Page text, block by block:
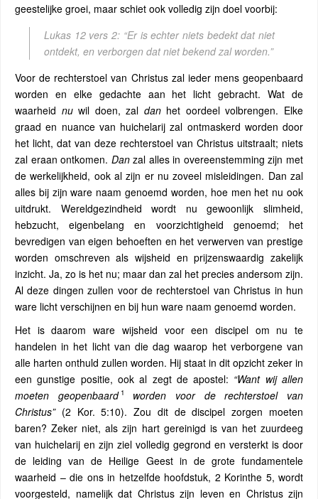
geestelijke groei, maar schiet ook volledig zijn doel voorbij:
Lukas 12 vers 2: “Er is echter niets bedekt dat niet
ontdekt, en verborgen dat niet bekend zal worden.”
Voor de rechterstoel van Christus zal ieder mens geopenbaard
worden en elke gedachte aan het licht gebracht. Wat de
waarheid nuwil doen, zal dan het oordeel volbrengen. Elke
graad en nuance van huichelarij zal ontmaskerd worden door
het licht, dat van deze rechterstoel van Christus uitstraalt; niets
zal eraan ontkomen. Danzal alles in overeenstemming zijn met
de werkelijkheid, ook al zijn er nu zoveel misleidingen. Dan zal
alles bij zijn ware naam genoemd worden, hoe men het nu ook
uitdrukt. Wereldgezindheid wordt nu gewoonlijk slimheid,
hebzucht, eigenbelang en voorzichtigheid genoemd; het
bevredigen van eigen behoeften en het verwerven van prestige
worden omschreven als wijsheid en prijzenswaardig zakelijk
inzicht. Ja, zo is het nu; maar dan zal het precies andersom zijn.
Al deze dingen zullen voor de rechterstoel van Christus in hun
ware licht verschijnen en bij hun ware naam genoemd worden.
Het is daarom ware wijsheid voor een discipel om nu te
handelen in het licht van die dag waarop het verborgene van
alle harten onthuld zullen worden. Hij staat in dit opzicht zeker in
een gunstige positie, ook al zegt de apostel: “Want wij allen
moeten geopenbaard 1
worden voor de rechterstoel van
Christus”(2 Kor. 5:10). Zou dit de discipel zorgen moeten
baren? Zeker niet, als zijn hart gereinigd is van het zuurdeeg
van huichelarij en zijn ziel volledig gegrond en versterkt is door
de leiding van de Heilige Geest in de grote fundamentele
waarheid – die ons in hetzelfde hoofdstuk, 2 Korinthe 5, wordt
voorgesteld, namelijk dat Christus zijn leven en Christus zijn